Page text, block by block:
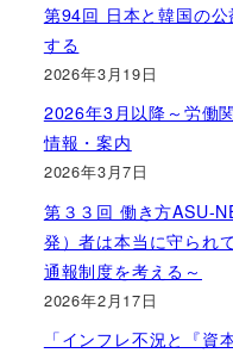
第94回 日本と韓国の
する
2026年3月19日
2026年3月以降～労働
情報・案内
2026年3月7日
第３３回 働き方ASU-
発）者は本当に守られ
通報制度を考える～
2026年2月17日
「インフレ不況と『